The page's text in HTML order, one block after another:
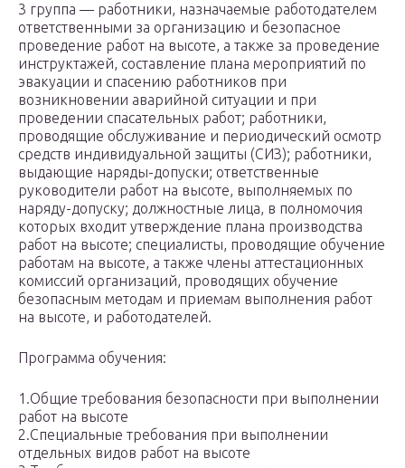
3 группа — работники, назначаемые работодателем
ответственными за организацию и безопасное
проведение работ на высоте, а также за проведение
инструктажей, составление плана мероприятий по
эвакуации и спасению работников при
возникновении аварийной ситуации и при
проведении спасательных работ; работники,
проводящие обслуживание и периодический осмотр
средств индивидуальной защиты (СИЗ); работники,
выдающие наряды-допуски; ответственные
руководители работ на высоте, выполняемых по
наряду-допуску; должностные лица, в полномочия
которых входит утверждение плана производства
работ на высоте; специалисты, проводящие обучение
работам на высоте, а также члены аттестационных
комиссий организаций, проводящих обучение
безопасным методам и приемам выполнения работ
на высоте, и работодателей.
Программа обучения:
1.Общие требования безопасности при выполнении
работ на высоте
2.Специальные требования при выполнении
отдельных видов работ на высоте